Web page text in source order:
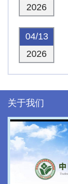
2026
04/13
2026
关于我们